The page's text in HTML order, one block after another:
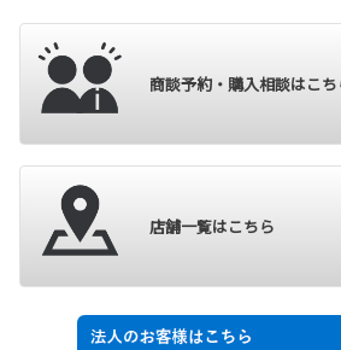
商談予約・購入相談はこち
店舗一覧はこちら